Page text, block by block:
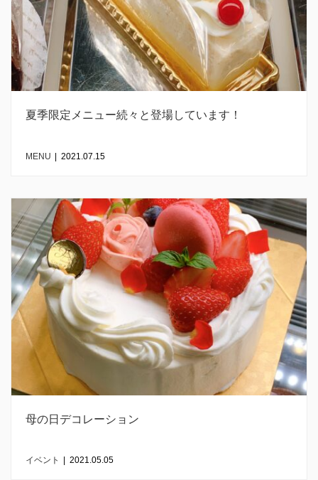
夏季限定メニュー続々と登場しています！
MENU | 2021.07.15
母の日デコレーション
イベント 2021.05.05